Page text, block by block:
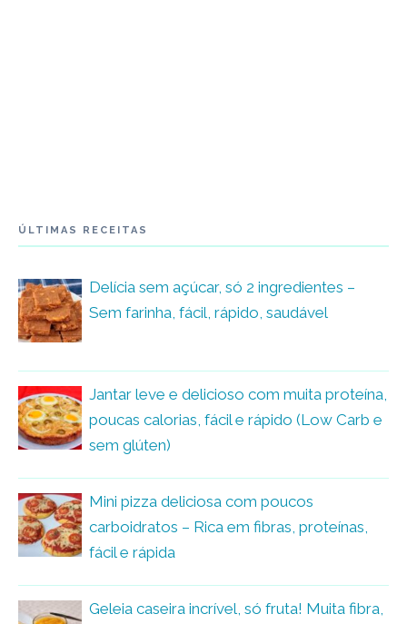
ÚLTIMAS RECEITAS
Delícia sem açúcar, só 2 ingredientes –
Sem farinha, fácil, rápido, saudável
Jantar leve e delicioso com muita proteína,
poucas calorias, fácil e rápido (Low Carb e
sem glúten)
Mini pizza deliciosa com poucos
carboidratos – Rica em fibras, proteínas,
fácil e rápida
Geleia caseira incrível, só fruta! Muita fibra,